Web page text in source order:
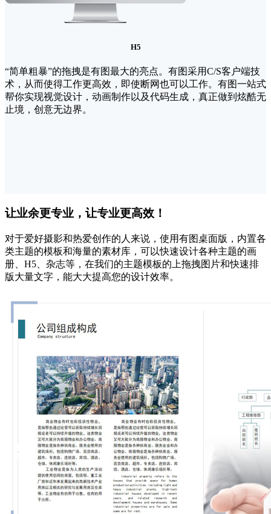
H5
“简单粗暴”的拖拽是有图最大的亮点。有图采用C/S客户端技
术，从而使得工作更高效，即使断网也可以工作。有图一站式
帮你实现视觉设计，动画制作以及代码生成，真正做到炫酷无
止境，创意无边界。
让业余更专业，让专业更高效！
对于爱好摄影和热爱创作的人来说，使用有图桌面版，内置各
类主题的模板和海量的素材库，可以快速设计各种主题的画
册、H5、杂志等，在我们的主题模板的上拖拽图片和快速排
版大量文字，能大大提高您的设计效率。